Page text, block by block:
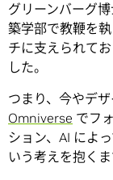
グリーンバーグ
築学部で教鞭を
チに支えられて
した。
つまり、今やデ
Omniverse でフ
ション、AI によ
いう考えを抱くま